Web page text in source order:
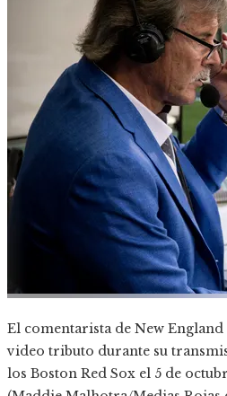
El comentarista de New
video tributo durante su
los Boston Red Sox el 5 de